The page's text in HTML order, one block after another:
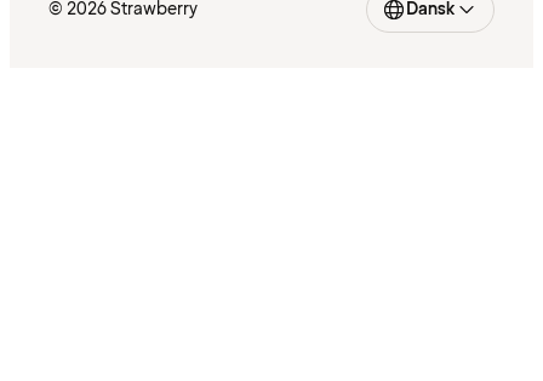
© 2026 Strawberry Dansk